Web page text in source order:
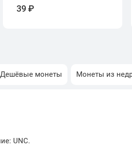
39 ₽
Дешёвые монеты Монеты из
UNC.